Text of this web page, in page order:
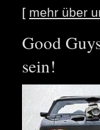
[ mehr über
Good
sein!